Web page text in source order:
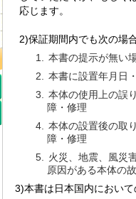
応じます。
2)保証期間内でも次の場
本書の提示が無い
本書に設置年月日
本体の使用上の誤
障・修理
本体の設置後の取
障・修理
火災、地震、風災
原因がある本体の
3)本書は日本国内におい